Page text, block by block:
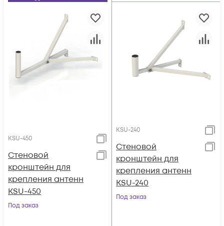
KSU-450
Стеновой
кронштейн для
крепления антенн
KSU-450
Под заказ
KSU-240
Стеновой
кронштейн для
крепления антенн
KSU-240
Под заказ